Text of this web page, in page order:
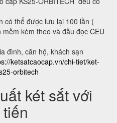
có thể được lưu lại 100 lần (
mềm kèm theo và đầu đọc CEU
đình, căn hộ, khách sạn
ketsatcaocap.vn/chi-tiet/ket-
orbitech
két sắt với